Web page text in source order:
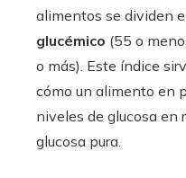
alimentos se dividen
glucémico (55 o
o más). Este índice
cómo un alimento en
niveles de glucosa en
glucosa pura.